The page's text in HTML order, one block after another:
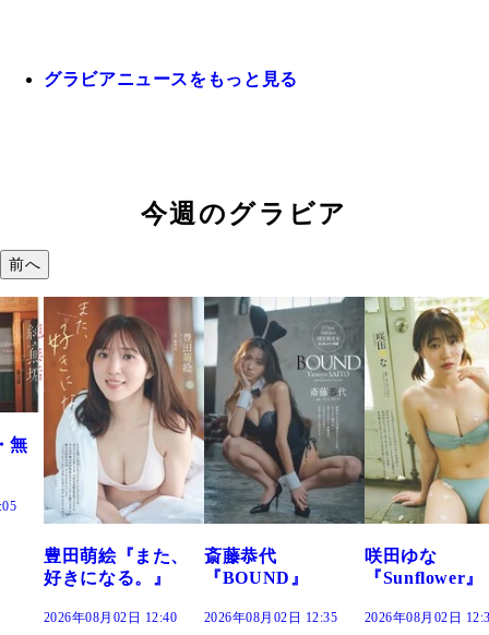
グラビアニュースをもっと見る
今週のグラビア
前へ
絵『また、
なる。』
08月02日 12:40
斎藤恭代
『BOUND』
2026年08月02日 12:35
『Sunflower』
2026年08月02日 12:30
だま
2026年